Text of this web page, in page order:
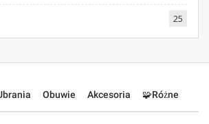
25
Obuwie Akcesoria 🧩Różne